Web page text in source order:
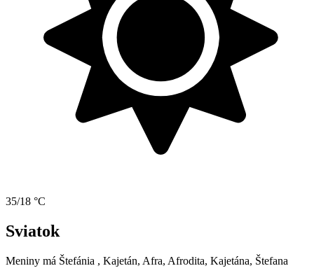
35/18 °C
Sviatok
Meniny má Štefánia , Kajetán, Afra, Afrodita, Kajetána, Štefana